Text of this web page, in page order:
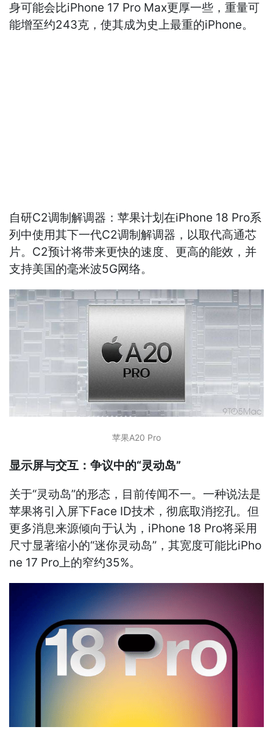
身可能会比iPhone 17 Pro Max更厚一些，重量可
能增至约243克，使其成为史上最重的iPhone。
自研C2调制解调器：苹果计划在iPhone 18 Pro系
列中使用其下一代C2调制解调器，以取代高通芯
片。C2预计将带来更快的速度、更高的能效，并
支持美国的毫米波5G网络。
苹果A20 Pro
显示屏与交互：争议中的“灵动岛”
关于“灵动岛”的形态，目前传闻不一。一种说法是
苹果将引入屏下Face ID技术，彻底取消挖孔。但
更多消息来源倾向于认为，iPhone 18 Pro将采用
尺寸显著缩小的“迷你灵动岛”，其宽度可能比iPho
ne 17 Pro上的窄约35%。